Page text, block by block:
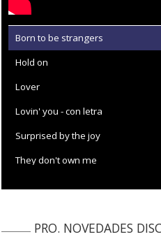
Born to be strangers
Hold on
Lover
Lovin' you - con letra
Surprised by the joy
They don't own me
PRO. NOVEDADES